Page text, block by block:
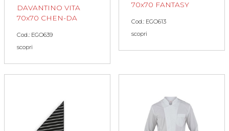
DAVANTINO VITA
70x70 CHEN-DA
Cod.: EGO639
scopri
70x70 FANTASY
Cod.: EGO613
scopri